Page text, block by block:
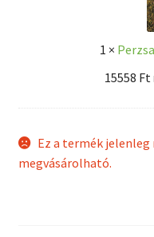
1 ×
15558 Ft
Ez a termék jelenleg
megvásárolható.